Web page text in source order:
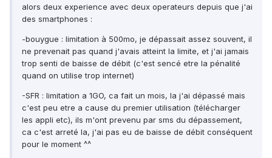
alors deux experience avec deux operateurs depuis que j'ai
des smartphones :
-bouygue : limitation à 500mo, je dépassait assez souvent, il
ne prevenait pas quand j'avais atteint la limite, et j'ai jamais
trop senti de baisse de débit (c'est sencé etre la pénalité
quand on utilise trop internet)
-SFR : limitation a 1GO, ca fait un mois, la j'ai dépassé mais
c'est peu etre a cause du premier utilisation (télécharger
les appli etc), ils m'ont prevenu par sms du dépassement,
ca c'est arreté la, j'ai pas eu de baisse de débit conséquent
pour le moment ^^